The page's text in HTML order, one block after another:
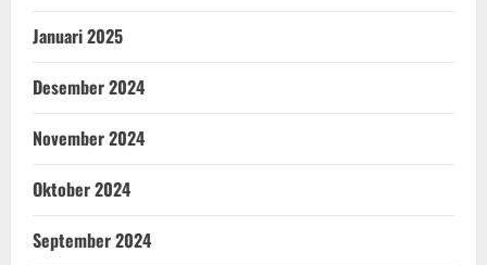
Januari 2025
Desember 2024
November 2024
Oktober 2024
September 2024